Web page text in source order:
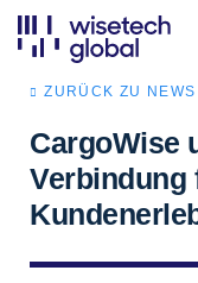
ZURÜCK ZU NEWS
CargoWise
Verbindung